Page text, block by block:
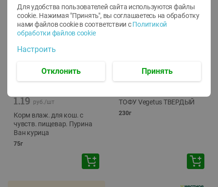
1.19 руб./шт
Корм влаж. для кош. с
чувств. пищевар. Пурина
Ван курица
75г
ТОФУ Vegetus ТВЕРДЫЙ
230г
Для удобства пользователей сайта используются файлы
cookie. Нажимая "Принять", вы соглашаетесь на обработку
нами файлов cookie в соответствии с Политикой
обработки файлов cookie
Настроить
Отклонить Принять